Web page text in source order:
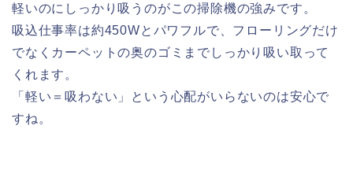
軽いのにしっかり吸うのがこの掃除機の強みです。
吸込仕事率は約450Wとパワフルで、フローリングだけ
でなくカーペットの奥のゴミまでしっかり吸い取って
くれます。
「軽い＝吸わない」という心配がいらないのは安心で
すね。